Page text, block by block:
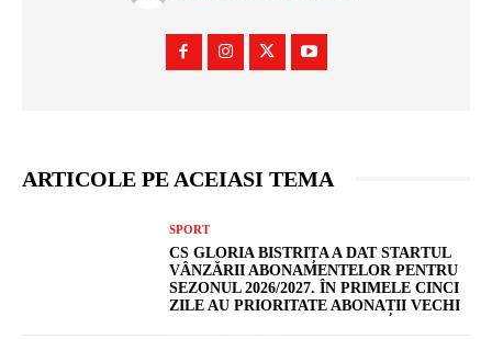
ARTICOLE PE ACEIASI TEMA
SPORT
CS GLORIA BISTRIȚA A DAT STARTUL
VÂNZĂRII ABONAMENTELOR PENTRU
SEZONUL 2026/2027. ÎN PRIMELE CINCI
ZILE AU PRIORITATE ABONAȚII VECHI